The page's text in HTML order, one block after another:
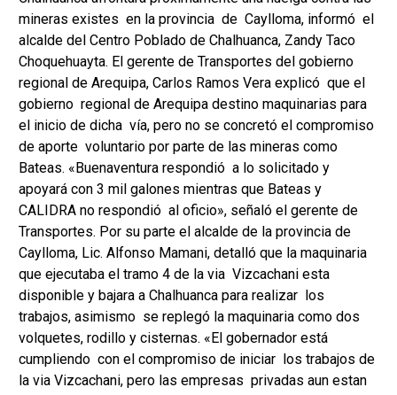
mineras existes en la provincia de Caylloma, informó el
alcalde del Centro Poblado de Chalhuanca, Zandy Taco
Choquehuayta. El gerente de Transportes del gobierno
regional de Arequipa, Carlos Ramos Vera explicó que el
gobierno regional de Arequipa destino maquinarias para
el inicio de dicha vía, pero no se concretó el compromiso
de aporte voluntario por parte de las mineras como
Bateas. «Buenaventura respondió a lo solicitado y
apoyará con 3 mil galones mientras que Bateas y
CALIDRA no respondió al oficio», señaló el gerente de
Transportes. Por su parte el alcalde de la provincia de
Caylloma, Lic. Alfonso Mamani, detalló que la maquinaria
que ejecutaba el tramo 4 de la via Vizcachani esta
disponible y bajara a Chalhuanca para realizar los
trabajos, asimismo se replegó la maquinaria como dos
volquetes, rodillo y cisternas. «El gobernador está
cumpliendo con el compromiso de iniciar los trabajos de
la via Vizcachani, pero las empresas privadas aun estan